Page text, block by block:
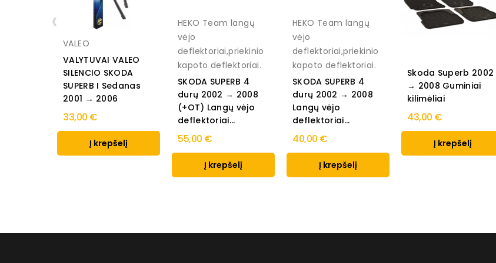
VALEO
VALYTUVAI VALEO
SILENCIO SKODA
SUPERB I Sedanas
2001 → 2006
33,00 €
Į krepšelį
HEKO Team langų
vėjo
deflektoriai,priekinio
kapoto deflektoriai.
SKODA SUPERB 4
durų 2002 → 2008
(+OT) Langų vėjo
deflektoriai...
55,00 €
Į krepšelį
HEKO Team langų
vėjo
deflektoriai,priekinio
kapoto deflektoriai.
SKODA SUPERB 4
durų 2002 → 2008
Langų vėjo
deflektoriai...
40,00 €
Į krepšelį
Skoda Superb 2002
→ 2008 Guminiai
kilimėliai
43,00 €
Į krepšelį
‹